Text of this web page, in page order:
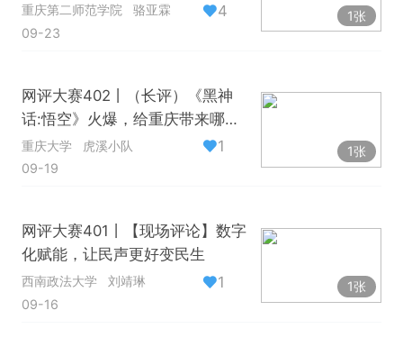
重庆第二师范学院 骆亚霖 4
09-23
1张
网评大赛402丨（长评）《黑神
话:悟空》火爆，给重庆带来哪些
启示
重庆大学 虎溪小队 1
09-19
1张
网评大赛401丨【现场评论】数字
化赋能，让民声更好变民生
西南政法大学 刘靖琳 1
09-16
1张